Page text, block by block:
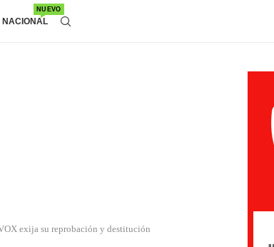
NACIONAL
NUEVO
exija su reprobación y destitución